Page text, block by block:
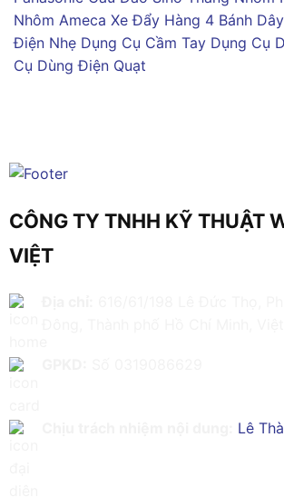
Nhôm Ameca Xe Đẩy Hàng 4 Bánh
Điện Nhẹ Dụng Cụ Cầm Tay Dụng Cụ
Cụ Dùng Điện Quạt
CÔNG TY TNHH KỸ THUẬT
VIỆT
Lê